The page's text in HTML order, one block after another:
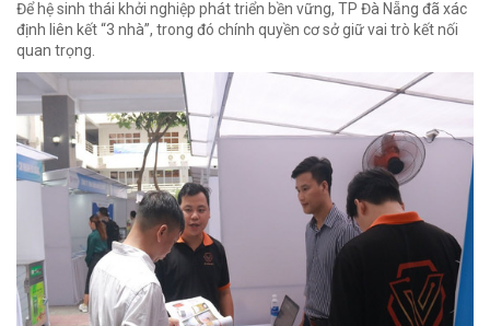
Để hệ sinh thái khởi nghiệp phát triển bền vững, TP Đà Nẵng đã xác
định liên kết “3 nhà”, trong đó chính quyền cơ sở giữ vai trò kết nối
quan trọng.